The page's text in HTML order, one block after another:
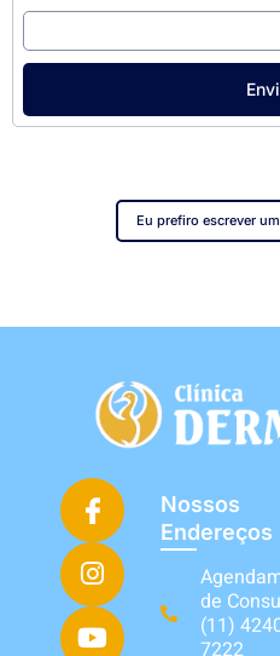
Eu prefiro escrever
Nossos
Endereços
de
(11)
7222